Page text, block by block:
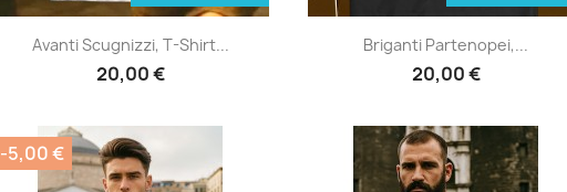
Anteprima
Avanti Scugnizzi, T-Shirt...
20,00 €
Anteprima
Briganti Partenopei,...
20,00 €
-5,00 €